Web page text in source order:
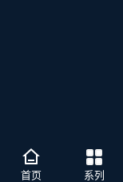
首页 系列